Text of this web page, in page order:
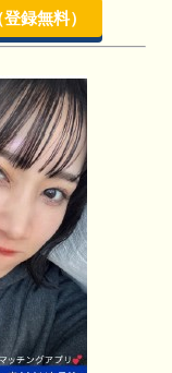
録無料）